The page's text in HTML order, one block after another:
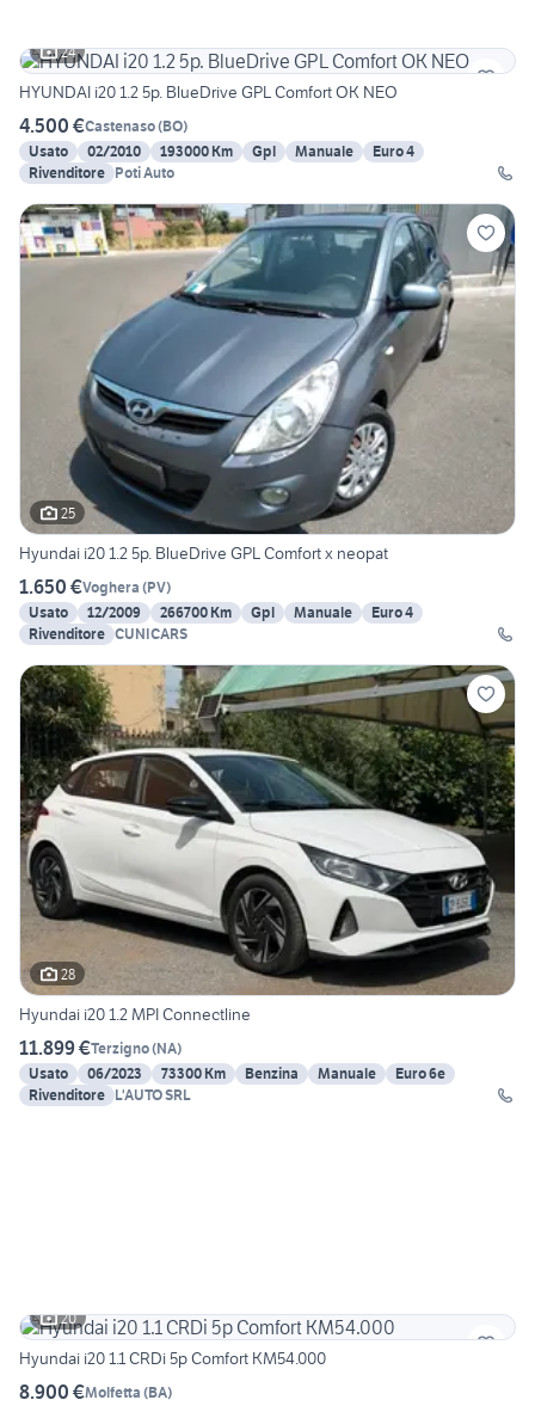
24
HYUNDAI i20 1.2 5p. BlueDrive GPL Comfort OK NEO
4.500 €Castenaso(BO)
Usato
02/2010 193000 Km Gpl Manuale
Euro 4
Rivenditore Poti Auto
25
Hyundai i20 1.2 5p. BlueDrive GPL Comfort x neopat
1.650 €Voghera (PV)
Usato
12/2009 266700 Km Gpl Manuale
Euro 4
Rivenditore CUNICARS
28
Hyundai i20 1.2 MPI Connectline
11.899 €Terzigno(NA)
Usato
06/2023 73300 Km Benzina Manuale
Euro 6e
Rivenditore L'AUTO SRL
20
Hyundai i20 1.1 CRDi 5p Comfort KM54.000
8.900 €Molfetta (BA)